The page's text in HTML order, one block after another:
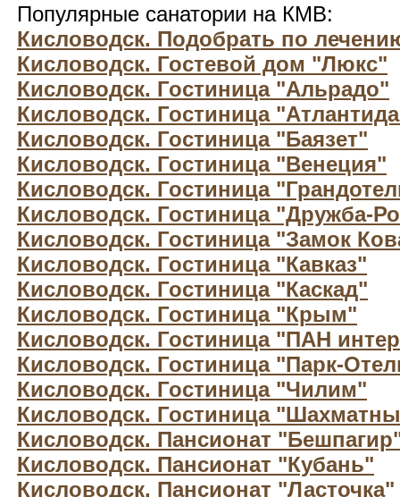
Популярные санатории на КМВ:
Кисловодск. Подобрать по
Кисловодск. Гостевой дом "Люкс"
Кисловодск. Гостиница "Альрадо"
Кисловодск. Гостиница
Кисловодск. Гостиница "Баязет"
Кисловодск. Гостиница "Венеция"
Кисловодск. Гостиница
Кисловодск. Гостиница "Дружба-
Кисловодск. Гостиница "Замок
Кисловодск. Гостиница "Кавказ"
Кисловодск. Гостиница "Каскад"
Кисловодск. Гостиница "Крым"
Кисловодск. Гостиница "ПАН
Кисловодск. Гостиница "Парк-
Кисловодск. Гостиница "Чилим"
Кисловодск. Гостиница
Кисловодск. Пансионат
Кисловодск. Пансионат "Кубань"
Кисловодск. Пансионат "Ласточка"